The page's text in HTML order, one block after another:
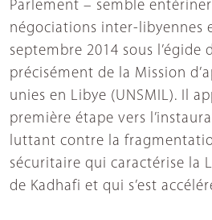
Parlement – semble
négociations inter-libyennes
septembre 2014 sous l’égide
précisément de la Mission
unies en Libye (UNSMIL). Il
première étape vers
luttant contre la
sécuritaire qui caractérise la
de Kadhafi et qui s’est